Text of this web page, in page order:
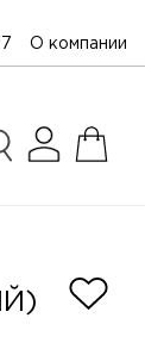
О компании